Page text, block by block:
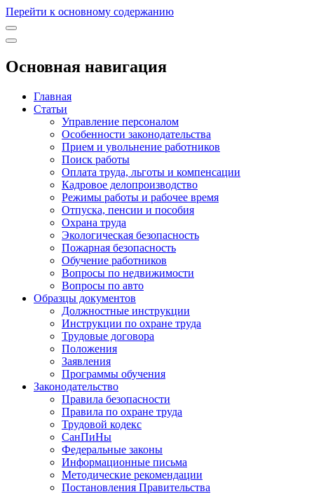
Перейти к основному содержанию
Основная навигация
Главная
Статьи
Управление персоналом
Особенности законодательства
Прием и увольнение работников
Поиск работы
Оплата труда, льготы и компенсации
Кадровое делопроизводство
Режимы работы и рабочее время
Отпуска, пенсии и пособия
Охрана труда
Экологическая безопасность
Пожарная безопасность
Обучение работников
Вопросы по недвижимости
Вопросы по авто
Образцы документов
Должностные инструкции
Инструкции по охране труда
Трудовые договора
Положения
Заявления
Программы обучения
Законодательство
Правила безопасности
Правила по охране труда
Трудовой кодекс
СанПиНы
Федеральные законы
Информационные письма
Методические рекомендации
Постановления Правительства